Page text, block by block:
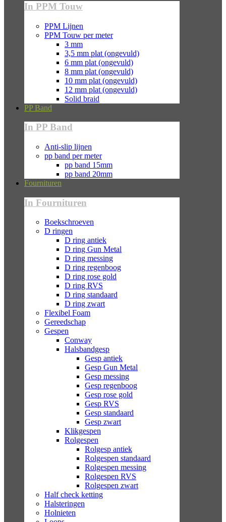
In PPM Touw
PPM Lijnen
PPM Touw per meter
3 mm
3,5 mm plat (ongevuld)
6 mm plat (ongevuld)
8 mm plat (ongevuld)
10 mm plat (ongevuld)
12 mm plat (ongevuld)
Solid braid
PP Band
In PP Band
Anti-slip lijnen
pp band per meter
pp band 15mm
pp band 20mm
Fournituren
In Fournituren
Boekschroeven
D ringen
D ring antiek
D ring Gun Metal
D ring messing
D ring regenboog
D ring rose gold
D ring RVS
D ring standaard
D ring zwart
Flexibel Foam
Gereedschap
Gespen
Conway
Halsbandgesp
Gesp antiek
Gesp Gun Metal
Gesp messing
Gesp regenboog
Gesp rose gold
Gesp RVS
Gesp standaard
Gesp zwart
Klikgespen
Rolgespen
Rolgesp antiek
Rolgespen standaard
Rolgespen messing
Rolgespen RVS
Rolgespen zwart
Half check ketting
Halsteringen
Holnieten